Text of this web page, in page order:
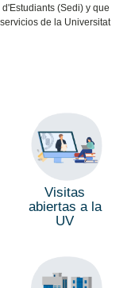
(Sedi) y que
de la Universitat
Visitas
abiertas a la
UV